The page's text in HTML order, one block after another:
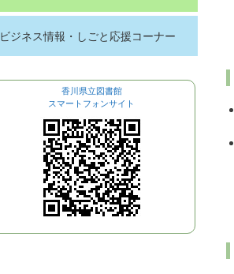
ビジネス情報・しごと応援コーナー
香川県立図書館
スマートフォンサイト